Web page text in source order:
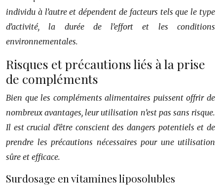
individu à l’autre et dépendent de facteurs tels que le type
d’activité, la durée de l’effort et les conditions
environnementales.
Risques et précautions liés à la prise
de compléments
Bien que les compléments alimentaires puissent offrir de
nombreux avantages, leur utilisation n’est pas sans risque.
Il est crucial d’être conscient des dangers potentiels et de
prendre les précautions nécessaires pour une utilisation
sûre et efficace.
Surdosage en vitamines liposolubles